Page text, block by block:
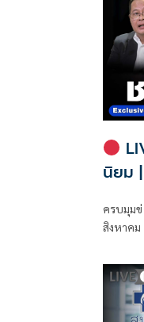
นิยม
ครบมุม
สิงหาคม